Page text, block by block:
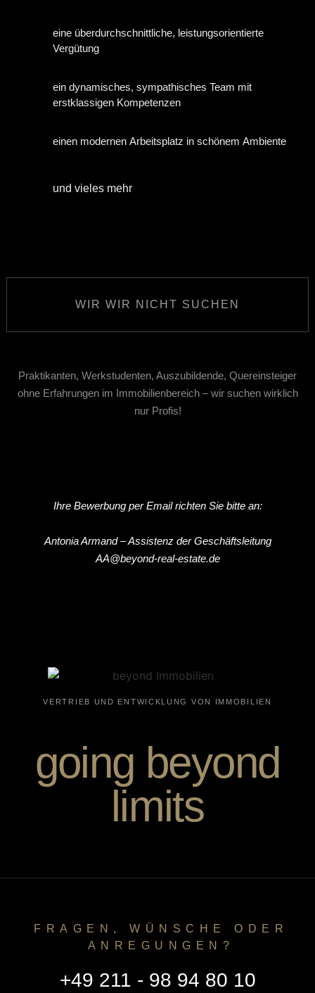
eine überdurchschnittliche, leistungsorientierte
Vergütung
ein dynamisches, sympathisches Team mit
erstklassigen Kompetenzen
einen modernen Arbeitsplatz in schönem Ambiente
und vieles mehr
WIR WIR NICHT SUCHEN
Praktikanten, Werkstudenten, Auszubildende, Quereinsteiger
ohne Erfahrungen im Immobilienbereich – wir suchen wirklich
nur Profis!
Ihre Bewerbung per Email richten Sie bitte an:
Antonia Armand – Assistenz der Geschäftsleitung
AA@beyond-real-estate.de
VERTRIEB UND ENTWICKLUNG VON IMMOBILIEN
going beyond
limits
FRAGEN, WÜNSCHE ODER
ANREGUNGEN?
+49 211 - 98 94 80 10